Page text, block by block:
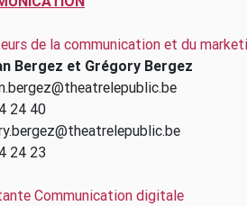
de la communication et du
Bergez et Grégory Bergez
24 40
24 23
Communication digitale